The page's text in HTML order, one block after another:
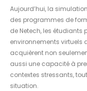
Aujourd’hui, la
des programmes de
de Netech, les étudiants
environnements virtuels
acquièrent non
aussi une capacité à
contextes stressants,
situation.